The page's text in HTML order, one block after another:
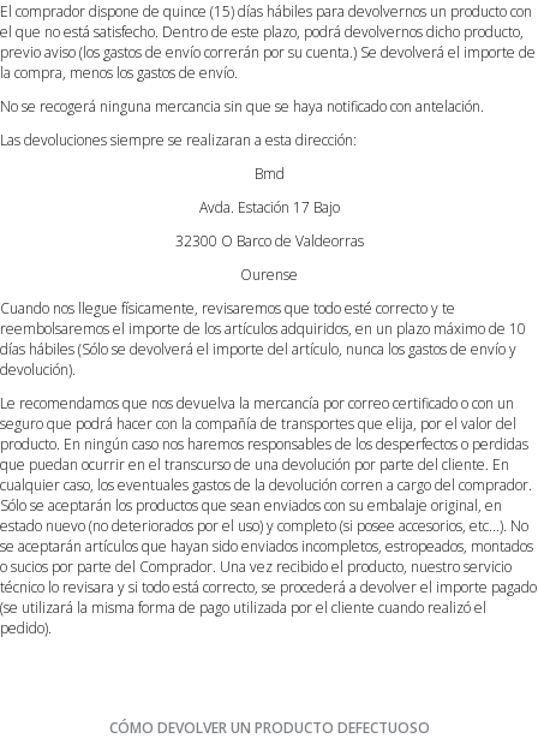
El comprador dispone de quince (15) días hábiles para devolvernos un producto con
el que no está satisfecho. Dentro de este plazo, podrá devolvernos dicho producto,
previo aviso (los gastos de envío correrán por su cuenta.) Se devolverá el importe de
la compra, menos los gastos de envío.
No se recogerá ninguna mercancia sin que se haya notificado con antelación.
Las devoluciones siempre se realizaran a esta dirección:
Bmd
Avda. Estación 17 Bajo
32300 O Barco de Valdeorras
Ourense
Cuando nos llegue físicamente, revisaremos que todo esté correcto y te
reembolsaremos el importe de los artículos adquiridos, en un plazo máximo de 10
días hábiles (Sólo se devolverá el importe del artículo, nunca los gastos de envío y
devolución).
Le recomendamos que nos devuelva la mercancía por correo certificado o con un
seguro que podrá hacer con la compañía de transportes que elija, por el valor del
producto. En ningún caso nos haremos responsables de los desperfectos o perdidas
que puedan ocurrir en el transcurso de una devolución por parte del cliente. En
cualquier caso, los eventuales gastos de la devolución corren a cargo del comprador.
Sólo se aceptarán los productos que sean enviados con su embalaje original, en
estado nuevo (no deteriorados por el uso) y completo (si posee accesorios, etc...). No
se aceptarán artículos que hayan sido enviados incompletos, estropeados, montados
o sucios por parte del Comprador. Una vez recibido el producto, nuestro servicio
técnico lo revisara y si todo está correcto, se procederá a devolver el importe pagado
(se utilizará la misma forma de pago utilizada por el cliente cuando realizó el
pedido).
CÓMO DEVOLVER UN PRODUCTO DEFECTUOSO